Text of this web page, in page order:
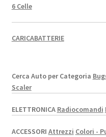
6 Celle
CARICABATTERIE
Cerca Auto per Categoria
Scaler
ELETTRONICA Radiocomandi
ACCESSORI Attrezzi Colori -